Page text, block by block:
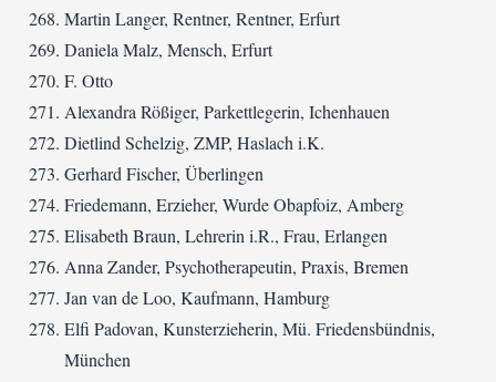
Martin Langer, Rentner, Rentner, Erfurt
Daniela Malz, Mensch, Erfurt
F. Otto
Alexandra Rößiger, Parkettlegerin, Ichenhauen
Dietlind Schelzig, ZMP, Haslach i.K.
Gerhard Fischer, Überlingen
Friedemann, Erzieher, Wurde Obapfoiz, Amberg
Elisabeth Braun, Lehrerin i.R., Frau, Erlangen
Anna Zander, Psychotherapeutin, Praxis, Bremen
Jan van de Loo, Kaufmann, Hamburg
Elfi Padovan, Kunsterzieherin, Mü. Friedensbündnis,
München